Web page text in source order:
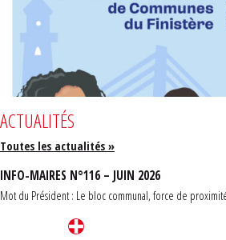
ACTUALITÉS
Toutes les actualités »
INFO-MAIRES N°116 – JUIN 2026
Mot du Président : Le bloc communal, force de